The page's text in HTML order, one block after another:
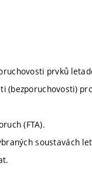
prvků
(bezporuchovosti)
(FTA).
soustavách